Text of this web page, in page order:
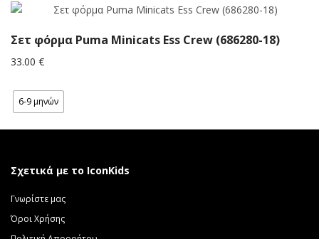
Σετ φόρμα Puma Minicats Ess Crew (686280-18)
33.00 €
6-9 μηνών
Σχετικά με το IconKids
Γνωρίστε μας
Όροι Χρήσης